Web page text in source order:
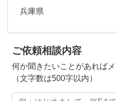
兵庫県
ご依頼相談内容
何か聞きたいことがあれば
（文字数は500字以内）